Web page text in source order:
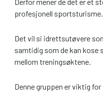
Derfor mener de det er et
profesjonell sportsturisme.
Det vil si idrettsutøvere
samtidig som de kan kose
mellom treningsøktene.
Denne gruppen er viktig